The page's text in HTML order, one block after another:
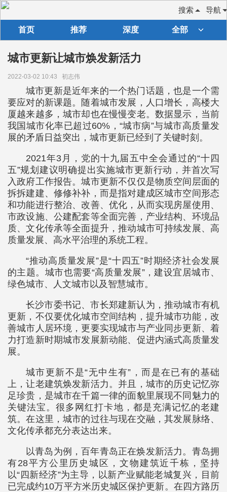
导航
搜索
首页 推荐 深度 全部
城市更新让城市焕发新活力
2022-03-02 10:43 初志伟
城市更新是近年来的一个热门话题，也是一个需
要应对的新课题。随着城市发展，人口增长，高楼大
厦越来越多，城市却也在慢慢变老。数据显示，当前
我国城市化率已超过60%，“城市病”与城市高质量发
展的矛盾日益突出，城市更新已经到了关键时刻。
2021年3月，党的十九届五中全会通过的“十四
五”规划建议明确提出实施城市更新行动，并首次写
入政府工作报告。城市更新不仅仅是物质空间层面的
拆拆建建、修修补补，而是指对建成区城市空间形态
和功能进行整治、改善、优化，从而实现房屋使用、
市政设施、公建配套等全面完善，产业结构、环境品
质、文化传承等全面提升，推动城市可持续发展、高
质量发展、高水平治理的系统工程。
“推动高质量发展”是“十四五”时期经济社会发展
的主题。城市也需要“高质量发展”，建设宜居城市、
绿色城市、人文城市以及智慧城市。
长沙市委书记、市长郑建新认为，推动城市有机
更新，不仅要优化城市空间结构，提升城市功能，改
善城市人居环境，更要实现城市与产业同步更新、着
力打造新时期城市发展新动能、促进内涵式高质量发
展。
城市更新不是“无中生有”，而是在已有的基础
上，让老建筑焕发新活力。并且，城市的历史记忆弥
足珍贵，是城市在千篇一律的面貌里展现不同魅力的
关键法宝。很多网红打卡地，都是充满记忆的老建
筑。在这里，城市的过往与现在交融，其发展脉络、
文化传承都充分表达出来。
以青岛为例，百年青岛正在焕发新活力。青岛拥
有28平方公里历史城区，文物建筑近千栋，坚持
以“四新经济”为主导，以新产业赋能老城复兴，目前
已完成约10万平方米历史城区保护更新。在四方路历